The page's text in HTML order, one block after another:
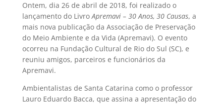
Ontem, dia 26 de abril de 2018, foi realizado o
lançamento do LivroApremavi – 30 Anos, 30 Causas, a
mais nova publicação da Associação de Preservação
do Meio Ambiente e da Vida (Apremavi). O evento
ocorreu na Fundação Cultural de Rio do Sul (SC), e
reuniu amigos, parceiros e funcionários da
Apremavi.
Ambientalistas de Santa Catarina como o professor
Lauro Eduardo Bacca, que assina a apresentação do